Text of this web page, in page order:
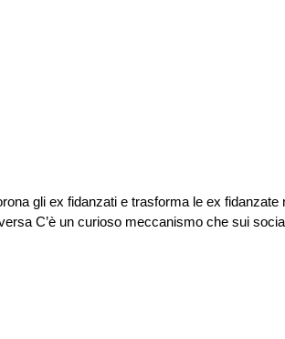
gli ex fidanzati e trasforma le ex
C’è un curioso meccanismo che sui